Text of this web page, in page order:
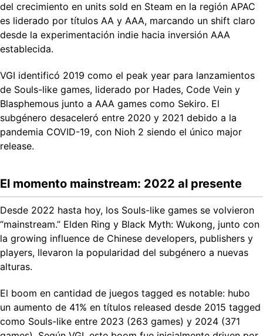
del crecimiento en units sold en Steam en la región APAC
es liderado por títulos AA y AAA, marcando un shift claro
desde la experimentación indie hacia inversión AAA
establecida.
VGI identificó 2019 como el peak year para lanzamientos
de Souls-like games, liderado por Hades, Code Vein y
Blasphemous junto a AAA games como Sekiro. El
subgénero desaceleró entre 2020 y 2021 debido a la
pandemia COVID-19, con Nioh 2 siendo el único major
release.
El momento mainstream: 2022 al presente
Desde 2022 hasta hoy, los Souls-like games se volvieron
“mainstream.” Elden Ring y Black Myth: Wukong, junto con
la growing influence de Chinese developers, publishers y
players, llevaron la popularidad del subgénero a nuevas
alturas.
El boom en cantidad de juegos tagged es notable: hubo
un aumento de 41% en títulos released desde 2015 tagged
como Souls-like entre 2023 (263 games) y 2024 (371